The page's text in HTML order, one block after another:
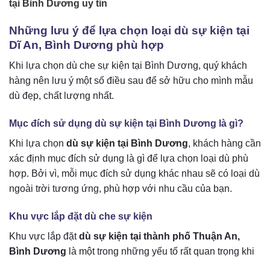
tại Bình Dương uy tín
Những lưu ý để lựa chọn loại dù sự kiện tại
Dĩ An, Bình Dương phù hợp
Khi lựa chọn dù che sự kiện tại Bình Dương, quý khách
hàng nên lưu ý một số điều sau để sở hữu cho mình mẫu
dù đẹp, chất lượng nhất.
Mục đích sử dụng dù sự kiện tại Bình Dương là gì?
Khi lựa chọn dù sự kiện tại Bình Dương, khách hàng cần
xác định mục đích sử dụng là gì để lựa chọn loại dù phù
hợp. Bởi vì, mỗi mục đích sử dụng khác nhau sẽ có loại dù
ngoài trời tương ứng, phù hợp với nhu cầu của bạn.
Khu vực lắp đặt dù che sự kiện
Khu vực lắp đặtdù sự kiện tại thành phố Thuận An,
Bình Dương là một trong những yếu tố rất quan trọng khi